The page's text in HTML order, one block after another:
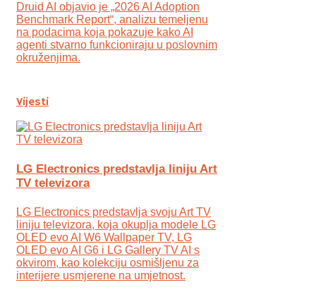
Druid AI objavio je „2026 AI Adoption
Benchmark Report“, analizu temeljenu
na podacima koja pokazuje kako AI
agenti stvarno funkcioniraju u poslovnim
okruženjima.
Vijesti
LG Electronics predstavlja liniju Art
TV televizora
LG Electronics predstavlja svoju Art TV
liniju televizora, koja okuplja modele LG
OLED evo AI W6 Wallpaper TV, LG
OLED evo AI G6 i LG Gallery TV AI s
okvirom, kao kolekciju osmišljenu za
interijere usmjerene na umjetnost.